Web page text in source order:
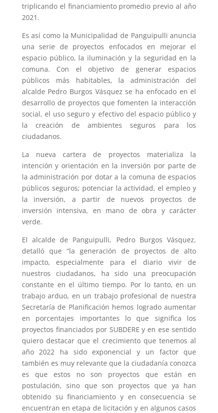
triplicando el financiamiento promedio previo al año
2021.
Es así como la Municipalidad de Panguipulli anuncia
una serie de proyectos enfocados en mejorar el
espacio público, la iluminación y la seguridad en la
comuna. Con el objetivo de generar espacios
públicos más habitables, la administración del
alcalde Pedro Burgos Vásquez se ha enfocado en el
desarrollo de proyectos que fomenten la interacción
social, el uso seguro y efectivo del espacio público y
la creación de ambientes seguros para los
ciudadanos.
La nueva cartera de proyectos materializa la
intención y orientación en la inversión por parte de
la administración por dotar a la comuna de espacios
públicos seguros; potenciar la actividad, el empleo y
la inversión, a partir de nuevos proyectos de
inversión intensiva, en mano de obra y carácter
verde.
El alcalde de Panguipulli, Pedro Burgos Vásquez,
detalló que “la generación de proyectos de alto
impacto, especialmente para el diario vivir de
nuestros ciudadanos, ha sido una preocupación
constante en el último tiempo. Por lo tanto, en un
trabajo arduo, en un trabajo profesional de nuestra
Secretaría de Planificación hemos logrado aumentar
en porcentajes importantes lo que significa los
proyectos financiados por SUBDERE y en ese sentido
quiero destacar que el crecimiento que tenemos al
año 2022 ha sido exponencial y un factor que
también es muy relevante que la ciudadanía conozca
es que estos no son proyectos que están en
postulación, sino que son proyectos que ya han
obtenido su financiamiento y en consecuencia se
encuentran en etapa de licitación y en algunos casos